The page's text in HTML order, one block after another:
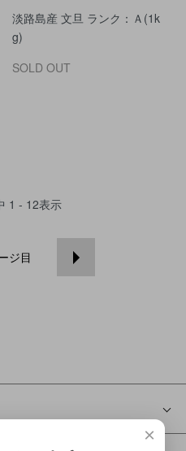
淡路島産 文旦 ランク：Ａ(1k
g)
SOLD OUT
1 - 12表示
ジ目
×